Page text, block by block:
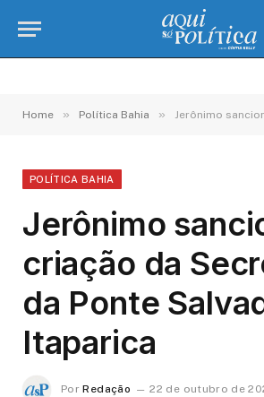
Home » Política Bahia » Jerônimo sanciona criação da
POLÍTICA BAHIA
Jerônimo
criação da
da Ponte
Itaparica
Por Redação
22 de outubro de